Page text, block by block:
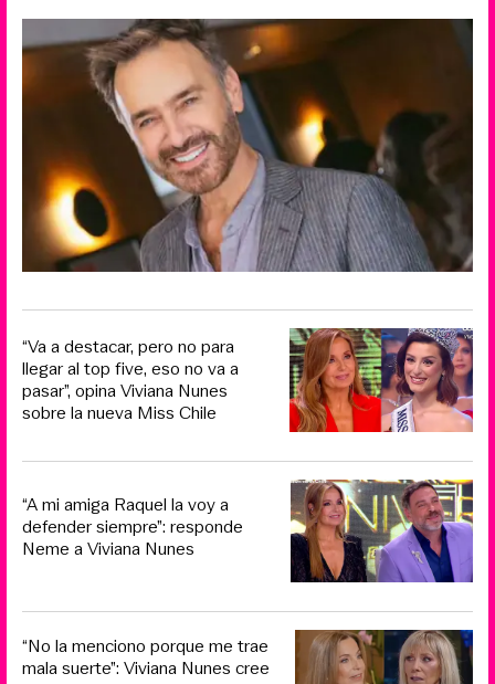
“Va a destacar, pero no para
llegar al top five, eso no va a
pasar”, opina Viviana Nunes
sobre la nueva Miss Chile
“A mi amiga Raquel la voy a
defender siempre”: responde
Neme a Viviana Nunes
“No la menciono porque me trae
mala suerte”: Viviana Nunes cree